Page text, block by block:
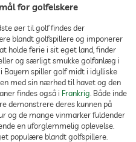
for golfelskere
øer til golf findes der
blandt golfspillere og imponerer
holde ferie i sit eget land, finder
og særligt smukke golfanlæg i
i Bayern spiller golf midt i idylliske
med sin nærhed til havet og den
findes også i Frankrig . Både inde
demonstrere deres kunnen på
og de mange vinmarker fuldender
en uforglemmelig oplevelse.
populære blandt golfspillere.